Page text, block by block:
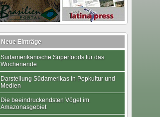
Neue Einträge
Südamerikanische Superfoods für das
Wochenende
Darstellung Südamerikas in Popkultur und
Medien
Die beeindruckendsten Vögel im
Amazonasgebiet